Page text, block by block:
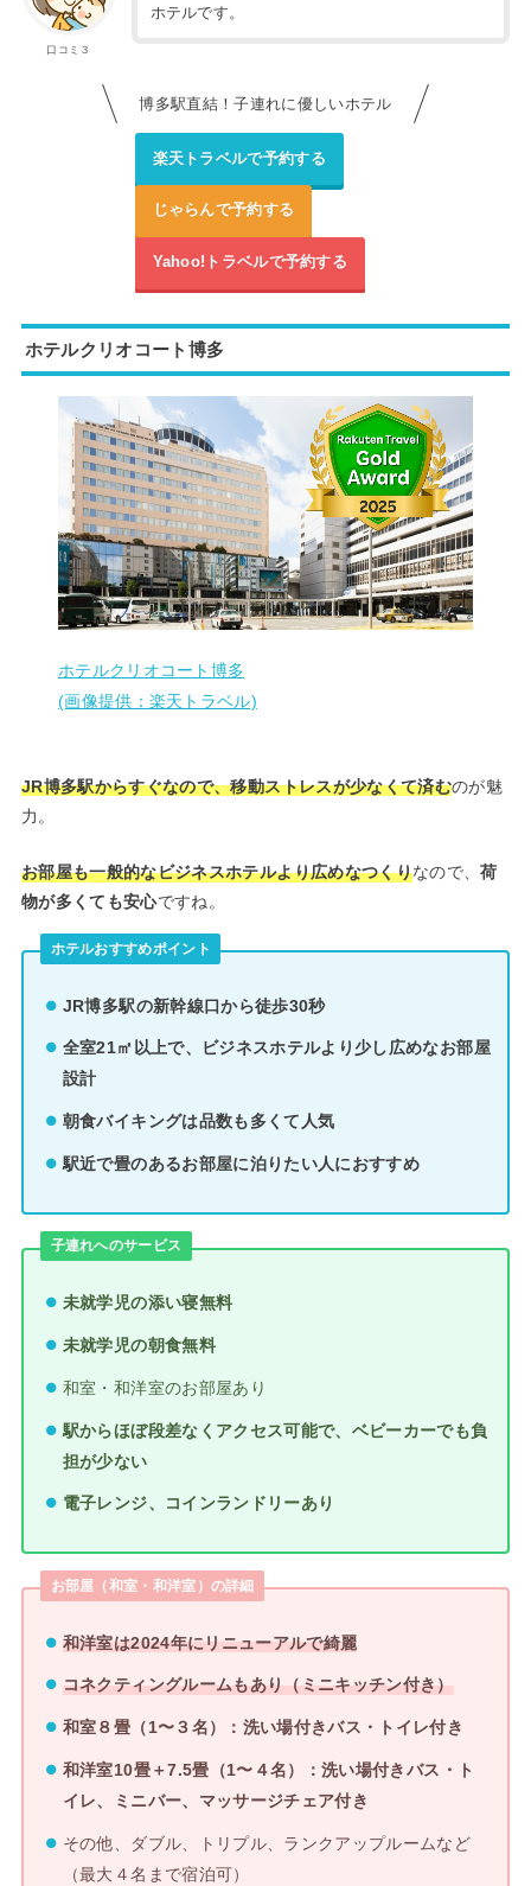
口コミ３
ホテルです。
博多駅直結！子連れに優しいホテル
楽天トラベルで予約する
じゃらんで予約する
Yahoo!トラベルで予約する
ホテルクリオコート博多
ホテルクリオコート博多
(画像提供：楽天トラベル)
JR博多駅からすぐなので、移動ストレスが少なくて済むのが魅
力。
お部屋も一般的なビジネスホテルより広めなつくりなので、荷
物が多くても安心ですね。
ホテルおすすめポイント
JR博多駅の新幹線口から徒歩30秒
全室21㎡以上で、ビジネスホテルより少し広めなお部屋
設計
朝食バイキングは品数も多くて人気
駅近で畳のあるお部屋に泊りたい人におすすめ
子連れへのサービス
未就学児の添い寝無料
未就学児の朝食無料
和室・和洋室のお部屋あり
駅からほぼ段差なくアクセス可能で、ベビーカーでも負
担が少ない
電子レンジ、コインランドリーあり
お部屋（和室・和洋室）の詳細
和洋室は2024年にリニューアルで綺麗
コネクティングルームもあり（ミニキッチン付き）
和室８畳（1〜３名）：洗い場付きバス・トイレ付き
和洋室10畳＋7.5畳（1〜４名）：洗い場付きバス・ト
イレ、ミニバー、マッサージチェア付き
その他、ダブル、トリプル、ランクアップルームなど
（最大４名まで宿泊可）